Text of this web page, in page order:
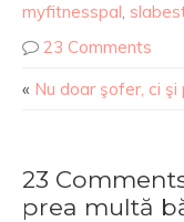
myfitnesspal,
23 Comments
« Nu doar şofer, ci şi
23
prea multă